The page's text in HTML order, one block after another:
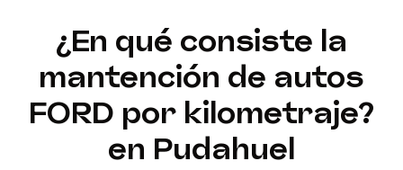
¿En qué consiste la
mantención de autos
FORD por kilometraje?
en Pudahuel